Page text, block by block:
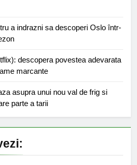
a indrazni sa descoperi Oslo într-
descopera povestea adevarata
marcante
asupra unui nou val de frig si
parte a tarii